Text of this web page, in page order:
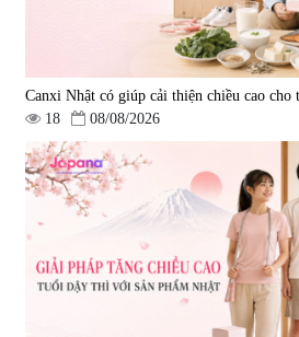
Viên uống hỗ trợ giấc ngủ Fujina
Sleepy Nhật Bản 80 viên
580.000 đ
điều
Gold
Canxi Nhật có giúp cải thiện chiều cao cho
18
08/08/2026